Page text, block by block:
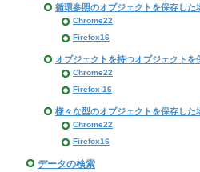
循環参照のオブジェクトを保存した
Chrome22
Firefox16
オブジェクトを持つオブジェクトを
Chrome22
Firefox 16
様々な型のオブジェクトを保存した
Chrome22
Firefox16
データの検索